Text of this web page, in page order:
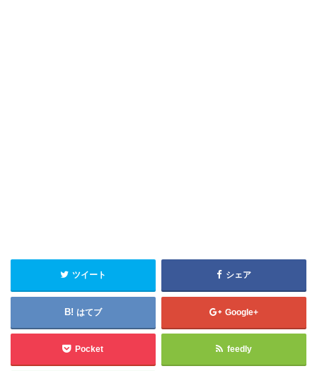
ツイート シェア
はてブ Google+
Pocket feedly